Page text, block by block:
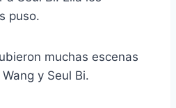
puso.
muchas escenas
y Seul Bi.